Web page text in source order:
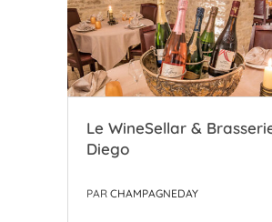
Le WineSellar &
Diego
PAR CHAMPAGNEDAY